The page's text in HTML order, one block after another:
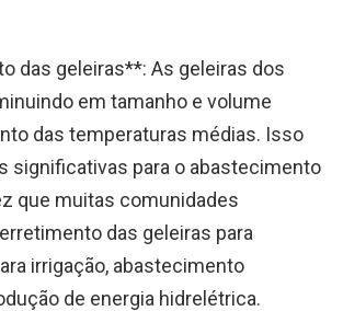
das geleiras**: As geleiras dos
em tamanho e volume
das temperaturas médias. Isso
significativas para o abastecimento
que muitas comunidades
das geleiras para
irrigação, abastecimento
de energia hidrelétrica.